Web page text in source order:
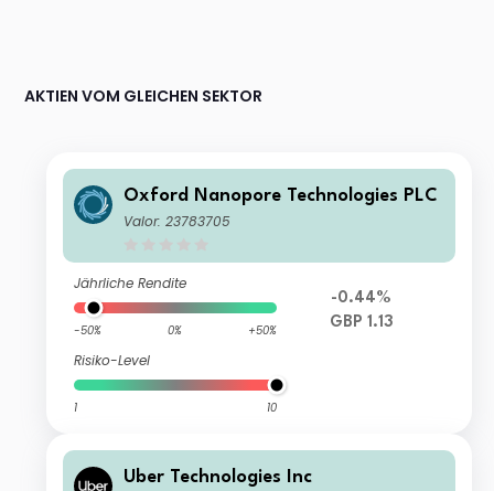
AKTIEN VOM GLEICHEN SEKTOR
Oxford Nanopore Technologies PLC
Valor: 23783705
Jährliche Rendite
-50% 0% +50%
Risiko-Level
1 10
-0.44%
GBP 1.13
Uber Technologies Inc